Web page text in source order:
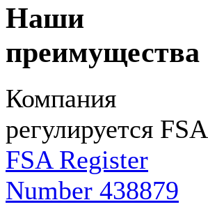
Наши
преимущества
Компания
регулируется FSA
FSA Register
Number 438879